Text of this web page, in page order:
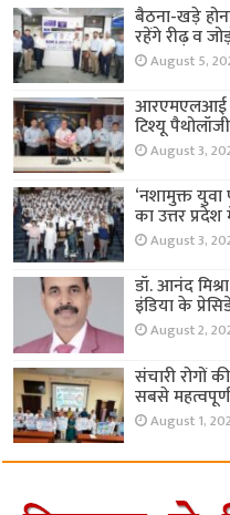
बैठना-खड़े
रहेंगे रीढ़ व
August 5,
आरएमएलआई
टिश्यू
August 3,
‘नशामुक्त
का उत्तर
August 3,
डॉ. आनंद
इंडिया के
August 2,
संचारी रोगों
सबसे महत्वपूर्ण
August 1,